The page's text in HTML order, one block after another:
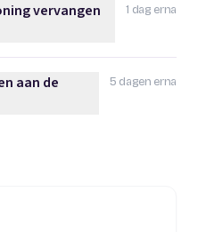
1 dag erna
afvinken
vervangen
5 dagen erna
de gemeente afvinken
aan de